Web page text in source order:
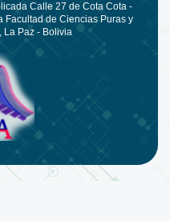
Calle 27 de Cota Cota -
Facultad de Ciencias Puras y
La Paz - Bolivia